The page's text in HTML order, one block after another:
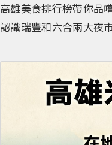
高雄美食排行榜帶你品
認識瑞豐和六合兩大夜